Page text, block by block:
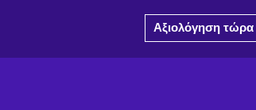
Αξιολόγηση τώρα